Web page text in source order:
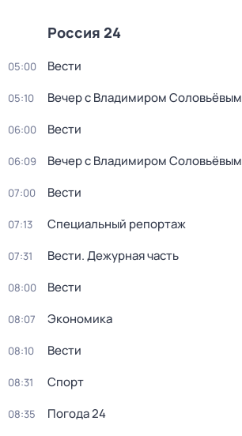
Россия 24
05:00 Вести
05:10 Вечер с Владимиром Соловьёвым
06:00 Вести
06:09 Вечер с Владимиром Соловьёвым
07:00 Вести
07:13 Специальный репортаж
07:31 Вести. Дежурная часть
08:00 Вести
08:07 Экономика
08:10 Вести
08:31 Спорт
08:35 Погода 24